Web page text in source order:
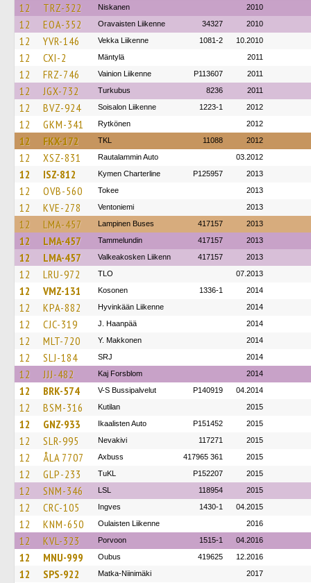
12 TRZ-322 Niskanen 2010
12 EOA-352 Oravaisten Liikenne 34327 2010
12 YVR-146 Vekka Liikenne 1081-2 10.2010
12 CXI-2 Mäntylä 2011
12 FRZ-746 Vainion Liikenne P113607 2011
12 JGX-732 Turkubus 8236 2011
12 BVZ-924 Soisalon Liikenne 1223-1 2012
12 GKM-341 Rytkönen 2012
12 FKX-172 TKL 11088 2012
12 XSZ-831 Rautalammin Auto 03.2012
12 ISZ-812 Kymen Charterline P125957 2013
12 OVB-560 Tokee 2013
12 KVE-278 Ventoniemi 2013
12 LMA-457 Lampinen Buses 417157 2013
12 LMA-457 Tammelundin 417157 2013
12 LMA-457 Valkeakosken Liikenn 417157 2013
12 LRU-972 TLO 07.2013
12 VMZ-131 Kosonen 1336-1 2014
12 KPA-882 Hyvinkään Liikenne 2014
12 CJC-319 J. Haanpää 2014
12 MLT-720 Y. Makkonen 2014
12 SLJ-184 SRJ 2014
12 JJJ-482 Kaj Forsblom 2014
12 BRK-574 V-S Bussipalvelut P140919 04.2014
12 BSM-316 Kutilan 2015
12 GNZ-933 Ikaalisten Auto P151452 2015
12 SLR-995 Nevakivi 117271 2015
12 ÅLA 7707 Axbuss 417965 361 2015
12 GLP-233 TuKL P152207 2015
12 SNM-346 LSL 118954 2015
12 CRC-105 Ingves 1430-1 04.2015
12 KNM-650 Oulaisten Liikenne 2016
12 KVL-323 Porvoon 1515-1 04.2016
12 MNU-999 Oubus 419625 12.2016
12 SPS-922 Matka-Niinimäki 2017